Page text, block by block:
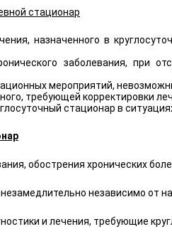
стационар
назначенного в
заболевания, при
мероприятий,
требующей корректировки
стационар в
обострения хронических
независимо от
и лечения, требующие